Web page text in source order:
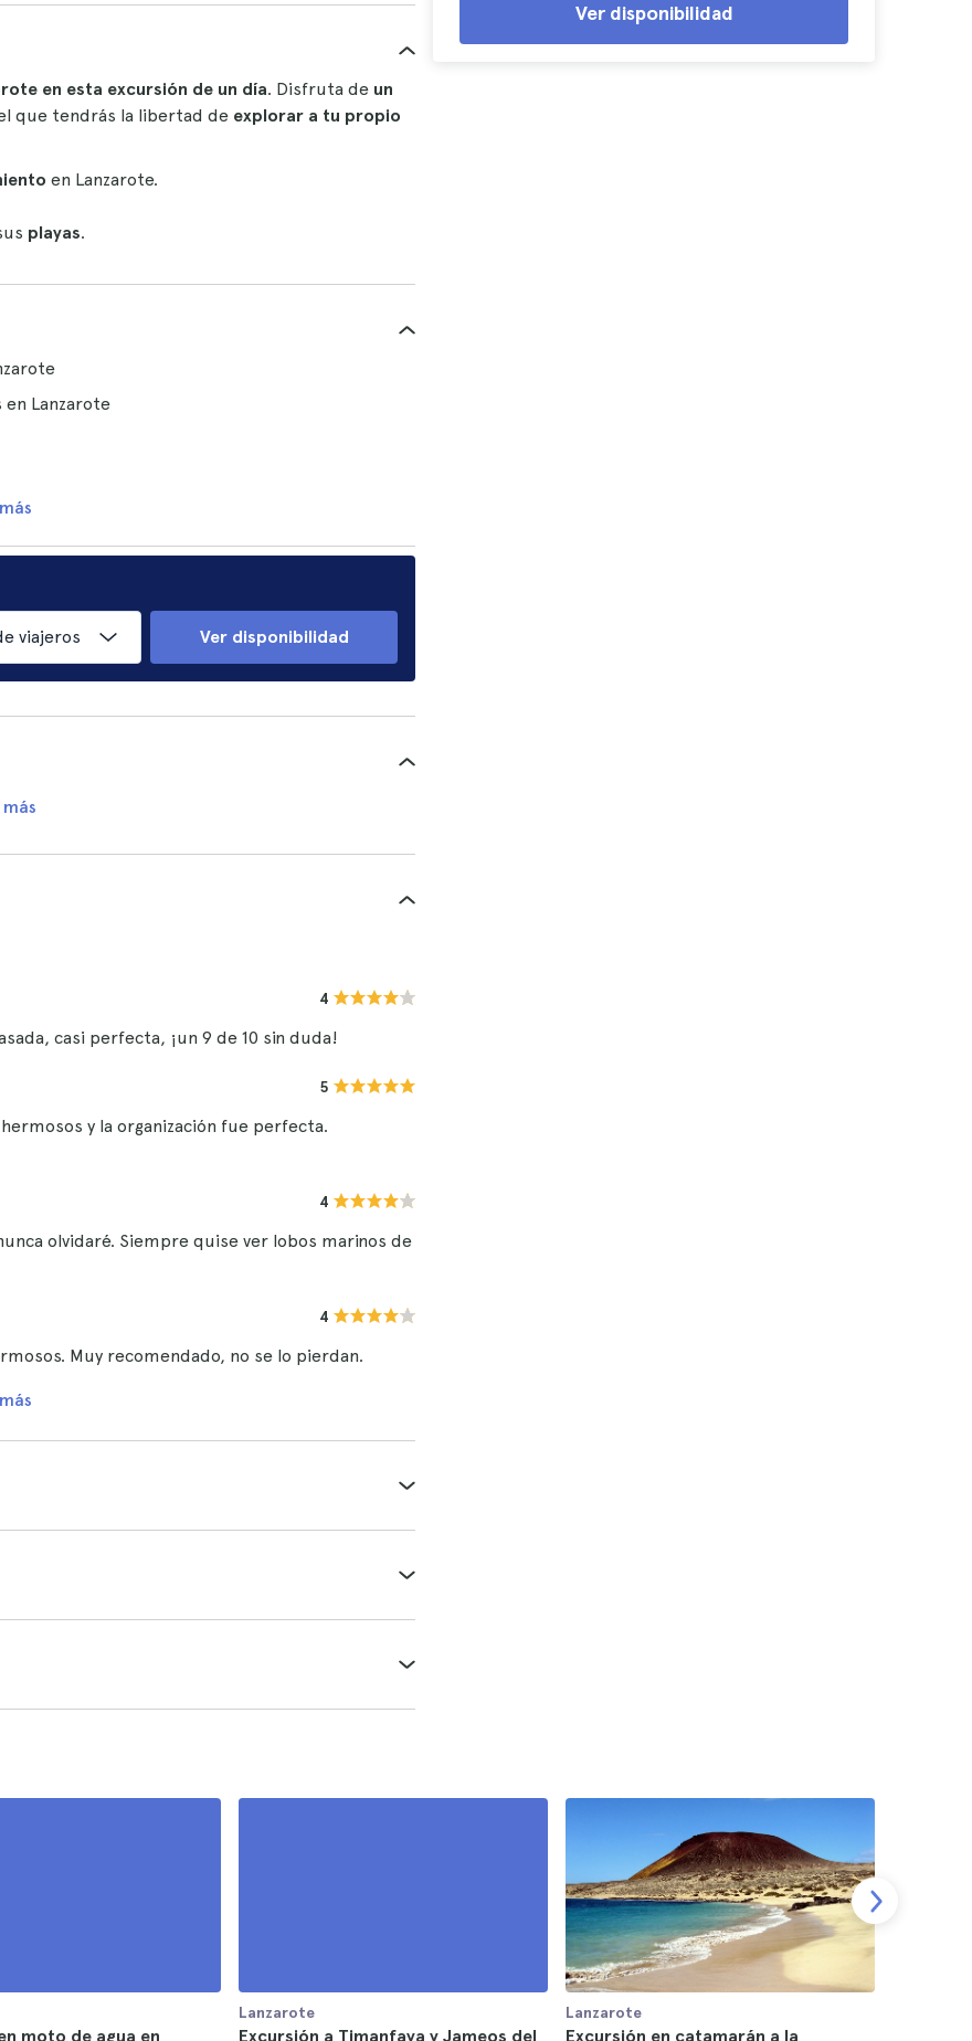
Ver disponibilidad
en esta excursión de un día. Disfruta de un
que tendrás la libertad de explorar a tu propio
en Lanzarote.
playas.
en Lanzarote
viajeros Ver disponibilidad
4
casi perfecta, ¡un 9 de 10 sin duda!
5
y la organización fue perfecta.
4
olvidaré. Siempre quise ver lobos marinos de
4
Muy recomendado, no se lo pierdan.
moto de agua en
Lanzarote
Excursión a Timanfaya y Jameos del
Lanzarote
Excursión en catamarán a la